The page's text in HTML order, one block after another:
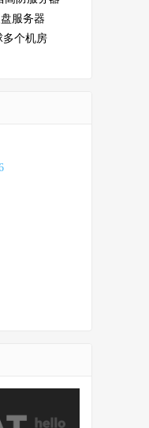
服务器
多个机房